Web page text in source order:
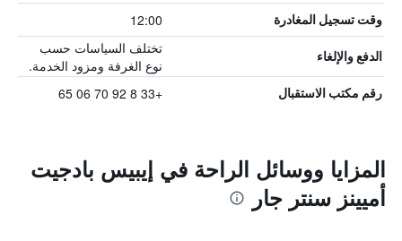
وقت تسجيل المغادرة 12:00
الدفع والإلغاء
تختلف السياسات حسب
نوع الغرفة ومزود الخدمة.
رقم مكتب الاستقبال +33 8 92 70 06 65
المزايا ووسائل الراحة في إيبيس بادجيت
أميينز سنتر جار